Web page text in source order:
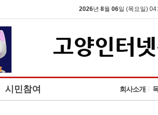
2026년 8월 06일 (목요일)
시민참여 회사소개